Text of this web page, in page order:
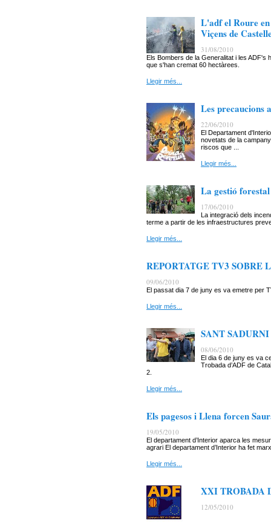
L'adf el Roure
Viçens de
31/08/2010
Els Bombers de la Generalitat i les ADF's
que s'han cremat 60 hectàrees.
Llegir més...
Les precaucions
22/06/2010
El Departament
novetats de la
riscos que ...
Llegir més...
La gestió
17/06/2010
La integració dels
terme a partir de les infraestructures
Llegir més...
REPORTATGE TV3 SOBRE
09/06/2010
El passat dia 7 de juny es va emetre per
Llegir més...
SANT
08/06/2010
El dia 6 de juny es va
Trobada d’ADF de
2.
Llegir més...
Els pagesos i Llena forcen
19/05/2010
El departament d’Interior aparca les
agrari El departament d’Interior ha fet
Llegir més...
XXI TROBADA
12/05/2010